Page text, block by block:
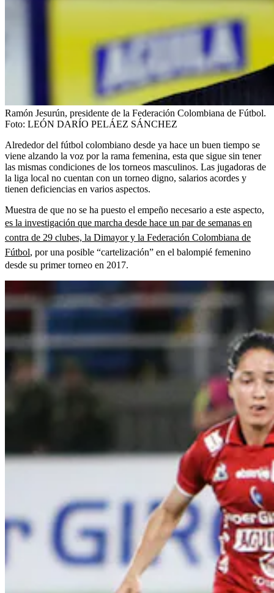
Ramón Jesurún, presidente de la Federación Colombiana de Fútbol.
Foto: LEÓN DARÍO PELÁEZ SÁNCHEZ
Alrededor del fútbol colombiano desde ya hace un buen tiempo se
viene alzando la voz por la rama femenina, esta que sigue sin tener
las mismas condiciones de los torneos masculinos. Las jugadoras de
la liga local no cuentan con un torneo digno, salarios acordes y
tienen deficiencias en varios aspectos.
Muestra de que no se ha puesto el empeño necesario a este aspecto,
es la investigación que marcha desde hace un par de semanas en
contra de 29 clubes, la Dimayor y la Federación Colombiana de
Fútbol, por una posible “cartelización” en el balompié femenino
desde su primer torneo en 2017.